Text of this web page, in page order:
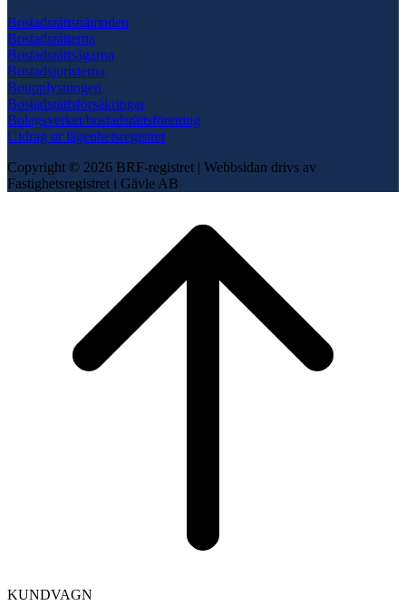
Bostadsrättsnämnden
Bostadsrätterna
Bostadsrättsägarna
Bostadsjuristerna
Boupplysningen
Bostadsrättsförsäkringar
Bolagsverket/bostadsrättsförening
Utdrag ur lägenhetsregistret
Copyright © 2026 BRF-registret | Webbsidan drivs av
Fastighetsregistret i Gävle AB
KUNDVAGN